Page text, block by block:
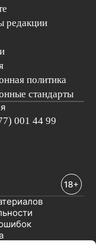
редакции
политика
стандарты
001 44 99